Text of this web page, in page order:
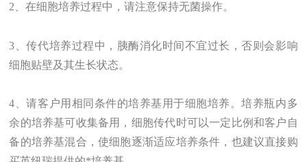
2、在细胞培养过程中，请注意保持无菌操作。
3、传代培养过程中，胰酶消化时间不宜过长，否则会影响
细胞贴壁及其生长状态。
4、请客户用相同条件的培养基用于细胞培养。培养瓶内多
余的培养基可收集备用，细胞传代时可以一定比例和客户自
备的培养基混合，使细胞逐渐适应培养条件，也建议直接购